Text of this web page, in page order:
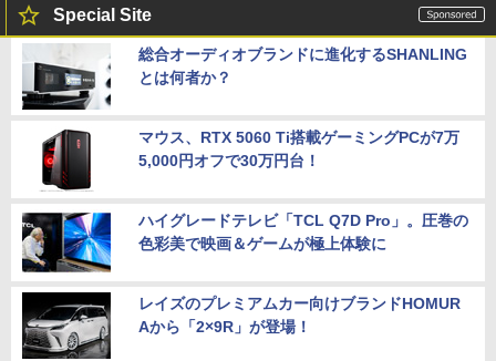
Special Site
総合オーディオブランドに進化するSHANLING
とは何者か？
マウス、RTX 5060 Ti搭載ゲーミングPCが7万
5,000円オフで30万円台！
ハイグレードテレビ「TCL Q7D Pro」。圧巻の
色彩美で映画＆ゲームが極上体験に
レイズのプレミアムカー向けブランドHOMUR
Aから「2×9R」が登場！